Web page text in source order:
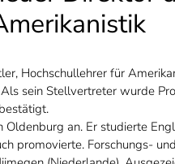
Hochschullehrer für
sein Stellvertreter wurde
an. Er studierte
promovierte. Forschungs-